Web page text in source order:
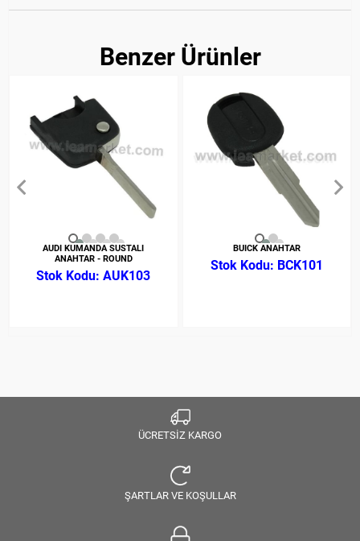
Benzer Ürünler
AUDI KUMANDA SUSTALI
ANAHTAR - ROUND
AUK103
BUICK ANAHTAR
BCK101
ÜCRETSİZ KARGO
ŞARTLAR VE KOŞULLAR